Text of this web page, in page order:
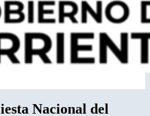
Nacional del